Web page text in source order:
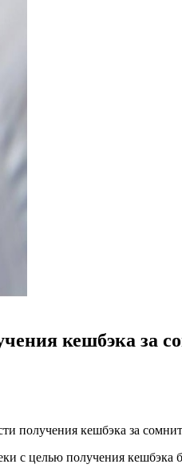
кешбэка за
получения кешбэка за
с целью получения кешбэка